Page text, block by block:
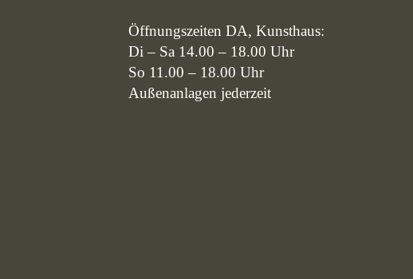
Öffnungszeiten DA, Kunsthaus:
Di – Sa 14.00 – 18.00 Uhr
So 11.00 – 18.00 Uhr
Außenanlagen jederzeit